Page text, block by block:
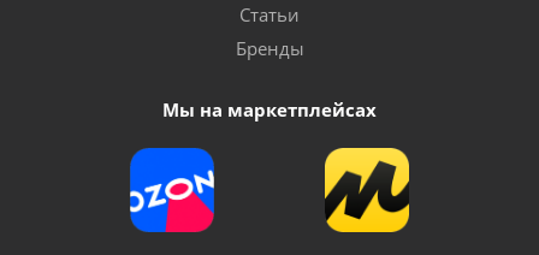
Статьи
Бренды
Мы на маркетплейсах